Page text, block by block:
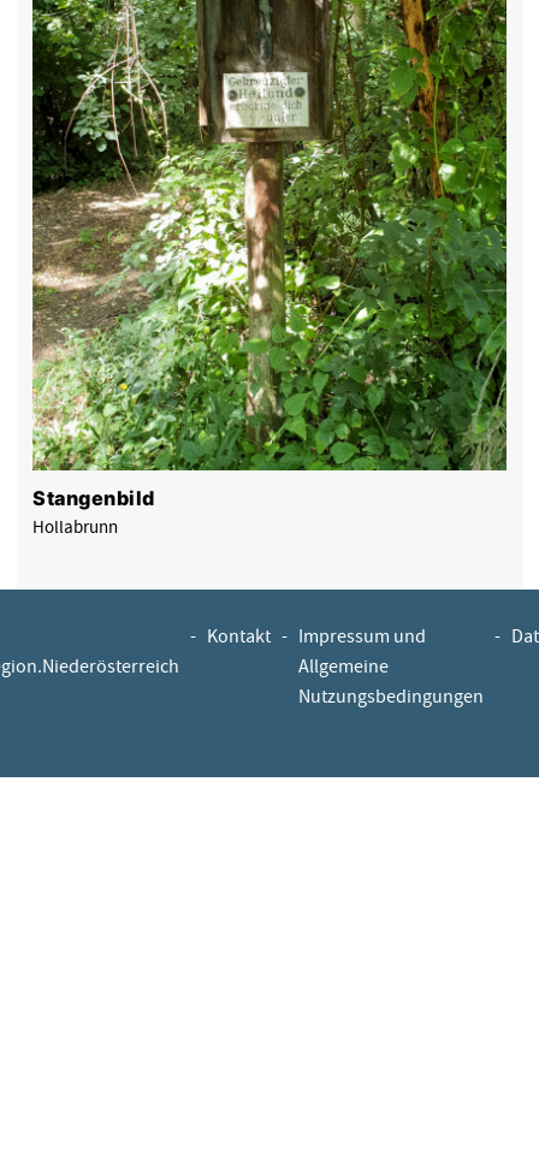
Stangenbild
Hollabrunn
- Kontakt - Impressum und
Allgemeine
Nutzungsbedingungen
-